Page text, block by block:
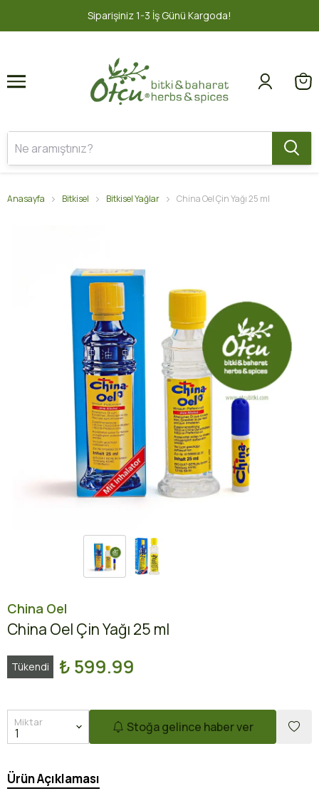
İş Günü Kargoda! 1 2
Anasayfa Bitkisel Bitkisel Yağlar China Oel Çin Yağı 25 ml
China Oel
China Oel Çin Yağı 25 ml
Tükendi ₺ 599.99
Miktar Stoğa gelince haber ver
Ürün Açıklaması